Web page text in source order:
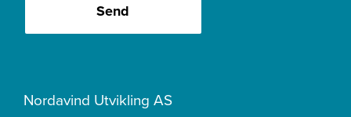
Send
Nordavind Utvikling AS